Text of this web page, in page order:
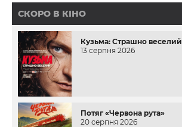
СКОРО В КІНО
Кузьма: Страшно веселий
13 серпня 2026
Потяг «Червона рута»
20 серпня 2026